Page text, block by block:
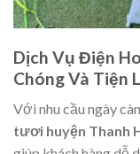
Dịch Vụ Điện
Chóng Và Tiện
Với nhu cầu ngày
tươi huyện Thanh